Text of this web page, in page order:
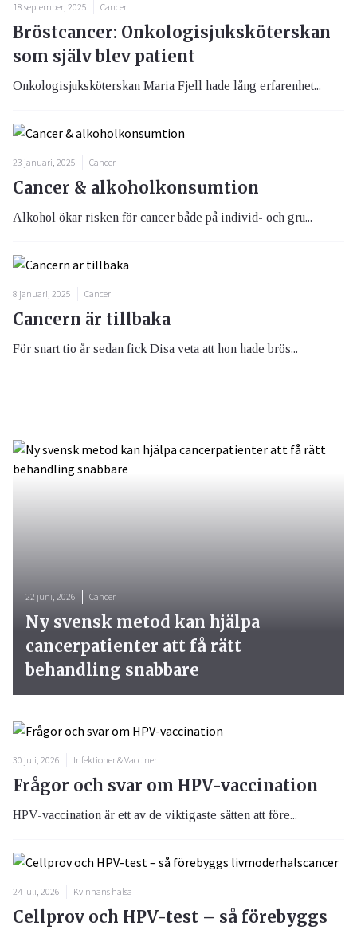
18 september, 2025 Cancer
Bröstcancer: Onkologisjuksköterskan
som själv blev patient
Onkologisjuksköterskan Maria Fjell hade lång erfarenhet...
23 januari, 2025 Cancer
Cancer & alkoholkonsumtion
Alkohol ökar risken för cancer både på individ- och gru...
8 januari, 2025 Cancer
Cancern är tillbaka
För snart tio år sedan fick Disa veta att hon hade brös...
30 juli, 2026 Infektioner & Vacciner
Frågor och svar om HPV-vaccination
HPV-vaccination är ett av de viktigaste sätten att före...
24 juli, 2026 Kvinnans hälsa
Cellprov och HPV-test – så förebyggs
22 juni, 2026 Cancer
Ny svensk metod kan hjälpa
cancerpatienter att få rätt
behandling snabbare